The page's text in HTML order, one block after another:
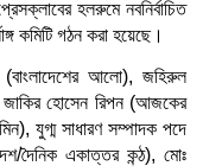
হলরুমে নবনির্বাচিত
কমিটি গঠন করা হয়েছে।
আলো), জহিরুল
জাকির হোসেন রিপন (আজকের
যুগ্ম সাধারণ সম্পাদক পদে
দৈনিক একাত্তর কন্ঠ), মোঃ